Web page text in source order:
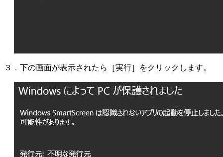
３．下の画面が表示されたら［実行］をクリックします。